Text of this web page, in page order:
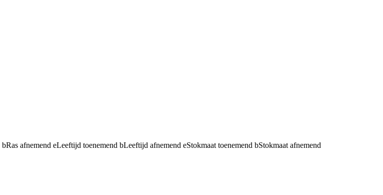
bRas afnemend eLeeftijd toenemend bLeeftijd afnemend eStokmaat toenemend bStokmaat afnemend